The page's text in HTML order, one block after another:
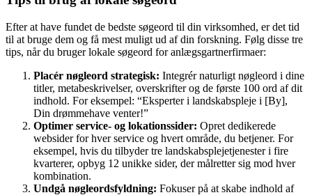
Efter at have fundet de bedste søgeord til din virksomhed, er det tid
til at bruge dem og få mest muligt ud af din forskning. Følg disse tre
tips, når du bruger lokale søgeord for anlægsgartnerfirmaer:
Placér nøgleord strategisk: Integrér naturligt nøgleord i dine
titler, metabeskrivelser, overskrifter og de første 100 ord af dit
indhold. For eksempel: “Eksperter i landskabspleje i [By],
Din drømmehave venter!”
Optimer service- og lokationssider: Opret dedikerede
websider for hver service og hvert område, du betjener. For
eksempel, hvis du tilbyder tre landskabsplejetjenester i fire
kvarterer, opbyg 12 unikke sider, der målretter sig mod hver
kombination.
Undgå nøgleordsfyldning: Fokuser på at skabe indhold af